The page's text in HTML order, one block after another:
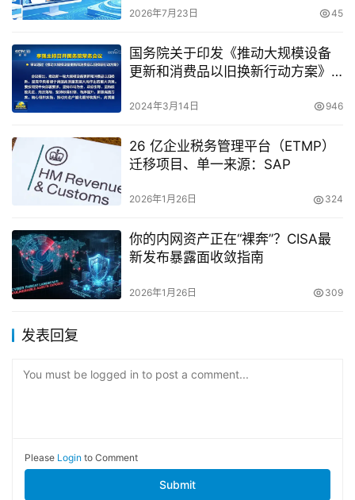
2026年7月23日 45
国务院关于印发《推动大规模设备
更新和消费品以旧换新行动方案》
2024年3月14日 946
26 亿企业税务管理平台（ETMP）
迁移项目、单一来源：SAP
2026年1月26日 324
你的内网资产正在“裸奔”？CISA最
新发布暴露面收敛指南
2026年1月26日 309
发表回复
You must be logged in to post a comment...
Please Login to Comment
Submit